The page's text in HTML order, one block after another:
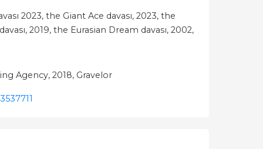
2023, the Giant Ace davası, 2023, the
2019, the Eurasian Dream davası, 2002,
Agency, 2018, Gravelor